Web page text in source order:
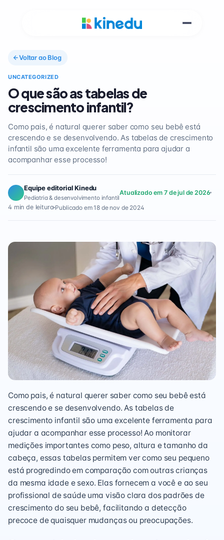
Voltar ao Blog
UNCATEGORIZED
O que são as tabelas de
crescimento infantil?
Como pais, é natural querer saber como seu bebê está
crescendo e se desenvolvendo. As tabelas de crescimento
infantil são uma excelente ferramenta para ajudar a
acompanhar esse processo!
Equipe editorial Kinedu
Pediatria & desenvolvimento infantil
Atualizado em 7 de jul de 2026
4 min de leitura Publicado em 18 de nov de 2024
Como pais, é natural querer saber como seu bebê está
crescendo e se desenvolvendo. As tabelas de
crescimento infantil são uma excelente ferramenta para
ajudar a acompanhar esse processo! Ao monitorar
medições importantes como peso, altura e tamanho da
cabeça, essas tabelas permitem ver como seu pequeno
está progredindo em comparação com outras crianças
da mesma idade e sexo. Elas fornecem a você e ao seu
profissional de saúde uma visão clara dos padrões de
crescimento do seu bebê, facilitando a detecção
precoce de quaisquer mudanças ou preocupações.